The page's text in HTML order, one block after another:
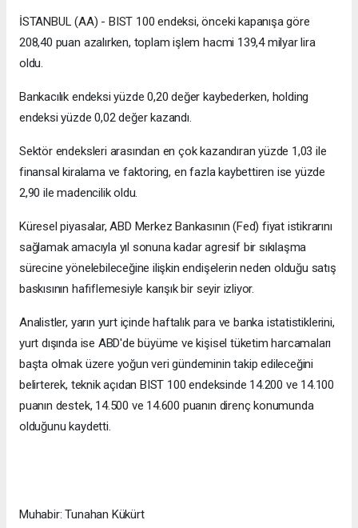
İSTANBUL (AA) - BIST 100 endeksi, önceki kapanışa göre
208,40 puan azalırken, toplam işlem hacmi 139,4 milyar lira
oldu.
Bankacılık endeksi yüzde 0,20 değer kaybederken, holding
endeksi yüzde 0,02 değer kazandı.
Sektör endeksleri arasından en çok kazandıran yüzde 1,03 ile
finansal kiralama ve faktoring, en fazla kaybettiren ise yüzde
2,90 ile madencilik oldu.
Küresel piyasalar, ABD Merkez Bankasının (Fed) fiyat istikrarını
sağlamak amacıyla yıl sonuna kadar agresif bir sıkılaşma
sürecine yönelebileceğine ilişkin endişelerin neden olduğu satış
baskısının hafiflemesiyle karışık bir seyir izliyor.
Analistler, yarın yurt içinde haftalık para ve banka istatistiklerini,
yurt dışında ise ABD'de büyüme ve kişisel tüketim harcamaları
başta olmak üzere yoğun veri gündeminin takip edileceğini
belirterek, teknik açıdan BIST 100 endeksinde 14.200 ve 14.100
puanın destek, 14.500 ve 14.600 puanın direnç konumunda
olduğunu kaydetti.
Muhabir: Tunahan Kükürt